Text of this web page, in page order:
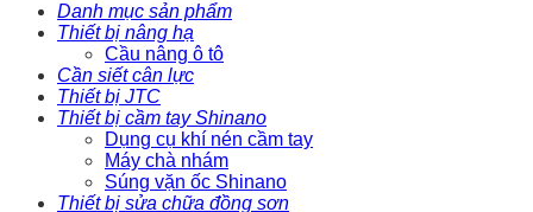
Danh mục sản phẩm
Thiết bị nâng hạ
Cầu nâng ô tô
Cần siết cân lực
Thiết bị JTC
Thiết bị cầm tay Shinano
Dụng cụ khí nén cầm tay
Máy chà nhám
Súng vặn ốc Shinano
Thiết bị sửa chữa đồng sơn